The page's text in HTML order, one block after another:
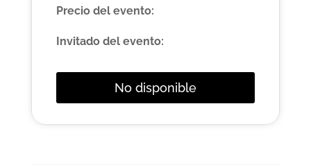
Precio del evento:
Invitado del evento:
No disponible